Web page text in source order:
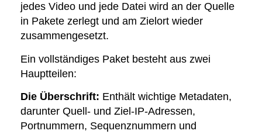
jedes Video und jede Datei wird an der Quelle
in Pakete zerlegt und am Zielort wieder
zusammengesetzt.
Ein vollständiges Paket besteht aus zwei
Hauptteilen:
Die Überschrift: Enthält wichtige Metadaten,
darunter Quell- und Ziel-IP-Adressen,
Portnummern, Sequenznummern und